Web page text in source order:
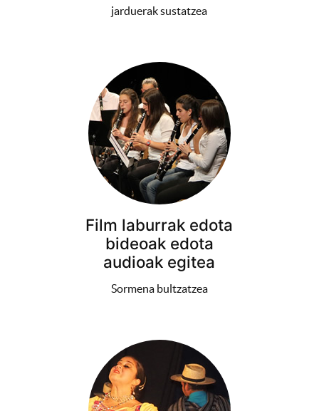
jarduerak sustatzea
Film laburrak edota
bideoak edota
audioak egitea
Sormena bultzatzea